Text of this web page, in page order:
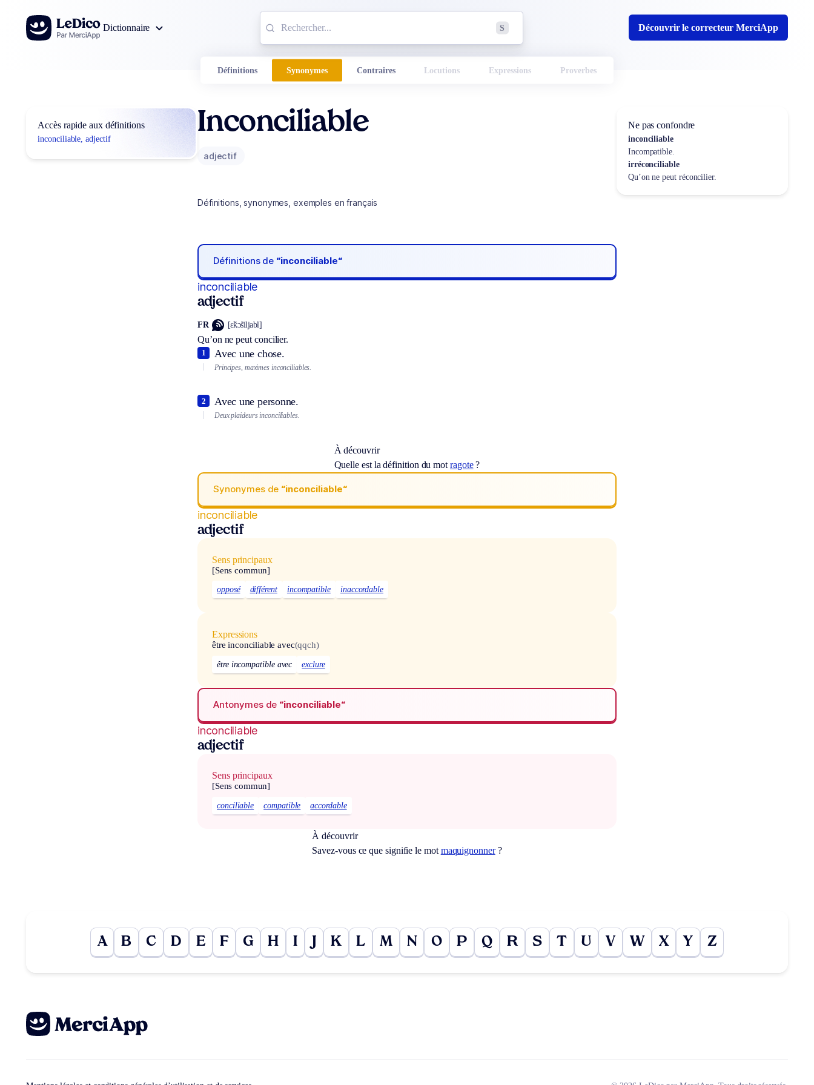
Aller au contenu
Dictionnaire
S Découvrir le correcteur MerciApp
Définitions Synonymes Contraires Locutions Expressions Proverbes
Accès rapide aux définitions
inconciliable, adjectif
Inconciliable
adjectif
Définitions, synonymes, exemples en français
Définitions de “inconciliable“
inconciliable
adjectif
FR [ɛ̃kɔ̃siljabl]
Qu’on ne peut concilier.
Avec une chose.
1
Principes, maximes inconciliables.
Avec une personne.
2
Deux plaideurs inconciliables.
À découvrir
Quelle est la définition du motragote?
Synonymes de “inconciliable“
inconciliable
adjectif
Sens principaux
[Sens commun]
opposé différent incompatible inaccordable
Expressions
être inconciliable avec(qqch)
être incompatible avec exclure
Antonymes de “inconciliable“
inconciliable
adjectif
Sens principaux
[Sens commun]
conciliable compatible accordable
À découvrir
Savez-vous ce que signifie le mot maquignonner?
Ne pas confondre
inconciliable
Incompatible.
irréconciliable
Qu’on ne peut réconcilier.
A B C D E F G H I K L M N O P Q R S T U V W X Y Z